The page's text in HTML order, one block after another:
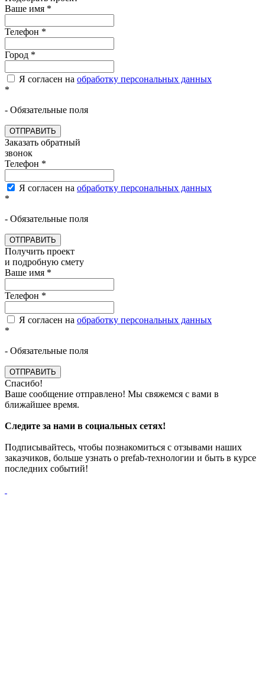
Ваше имя *
Телефон *
Город *
Я согласен на обработку персональных данных
*
- Обязательные поля
ОТПРАВИТЬ
Заказать обратный
звонок
Телефон *
Я согласен на обработку персональных данных
*
- Обязательные поля
ОТПРАВИТЬ
Получить проект
и подробную смету
Ваше имя *
Телефон *
Я согласен на обработку персональных данных
*
- Обязательные поля
ОТПРАВИТЬ
Спасибо!
Ваше сообщение отправлено! Мы свяжемся с вами в
ближайшее время.
Следите за нами в социальных сетях!
Подписывайтесь, чтобы познакомиться с отзывами наших
заказчиков, больше узнать о prefab-технологии и быть в курсе
последних событий!